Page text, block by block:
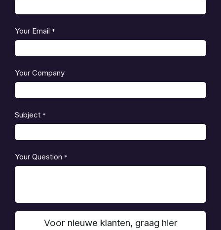
Your Email *
Your Company
Subject *
Your Question *
Voor nieuwe klanten, graag hier